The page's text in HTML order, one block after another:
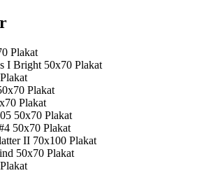
Plakat
I Bright 50x70 Plakat
Plakat
Plakat
50x70 Plakat
50x70 Plakat
II 70x100 Plakat
50x70 Plakat